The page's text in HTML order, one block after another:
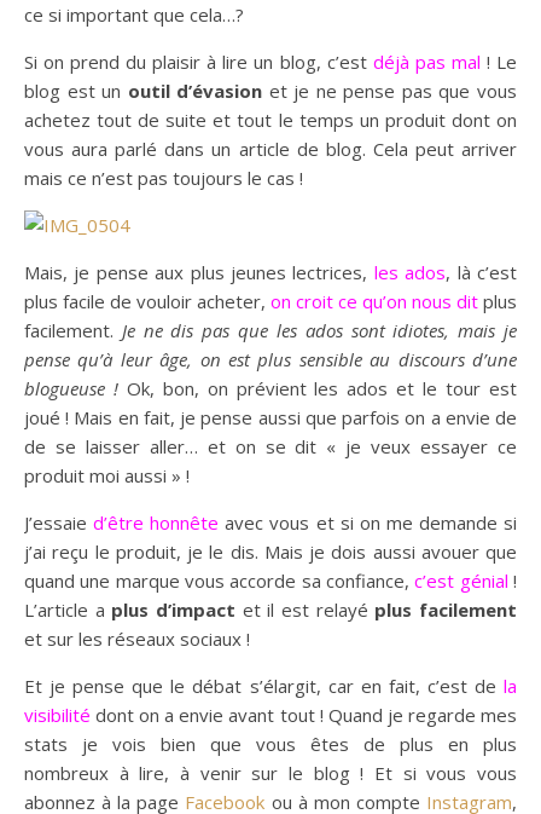
ce si important que cela…?
Si on prend du plaisir à lire un blog, c’est déjà pas mal ! Le
blog est un outil d’évasion et je ne pense pas que vous
achetez tout de suite et tout le temps un produit dont on
vous aura parlé dans un article de blog. Cela peut arriver
mais ce n’est pas toujours le cas !
Mais, je pense aux plus jeunes lectrices, les ados, là c’est
plus facile de vouloir acheter, on croit ce qu’on nous dit plus
facilement. Je ne dis pas que les ados sont idiotes, mais je
pense qu’à leur âge, on est plus sensible au discours d’une
blogueuse !Ok, bon, on prévient les ados et le tour est
joué ! Mais en fait, je pense aussi que parfois on a envie de
de se laisser aller… et on se dit « je veux essayer ce
produit moi aussi » !
J’essaied’être honnête avec vous et si on me demande si
j’ai reçu le produit, je le dis. Mais je dois aussi avouer que
quand une marque vous accorde sa confiance,c’est génial !
L’article a plus d’impact et il est relayé plus facilement
et sur les réseaux sociaux !
Et je pense que le débat s’élargit, car en fait, c’est de la
visibilité dont on a envie avant tout ! Quand je regarde mes
stats je vois bien que vous êtes de plus en plus
nombreux à lire, à venir sur le blog ! Et si vous vous
abonnez à la page Facebook ou à mon compte Instagram,